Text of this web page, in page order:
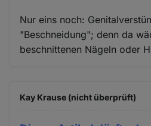
Nur eins noch:
"Beschneidung"; denn da
beschnittenen Nägeln oder
Kay Krause (nicht überprüft)